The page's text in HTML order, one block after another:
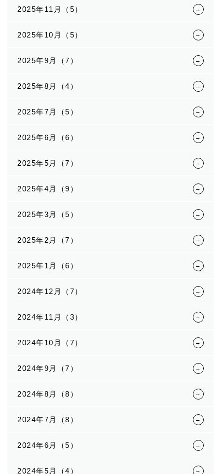
2025年11月（5）
2025年10月（5）
2025年9月（7）
2025年8月（4）
2025年7月（5）
2025年6月（6）
2025年5月（7）
2025年4月（9）
2025年3月（5）
2025年2月（7）
2025年1月（6）
2024年12月（7）
2024年11月（3）
2024年10月（7）
2024年9月（7）
2024年8月（8）
2024年7月（8）
2024年6月（5）
2024年5月（4）